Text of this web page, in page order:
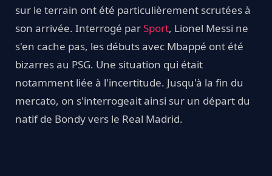
sur le terrain ont été particulièrement scrutées à
son arrivée. Interrogé parSport, Lionel Messi ne
s'en cache pas, les débuts avec Mbappé ont été
bizarres au PSG. Une situation qui était
notamment liée à l'incertitude. Jusqu'à la fin du
mercato, on s'interrogeait ainsi sur un départ du
natif de Bondy vers le Real Madrid.